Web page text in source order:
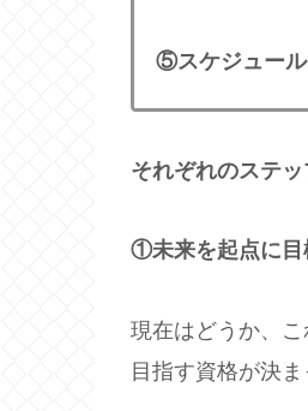
⑤スケジュー
それぞれのステッ
①未来を起点に目
現在はどうか、
目指す資格が決ま